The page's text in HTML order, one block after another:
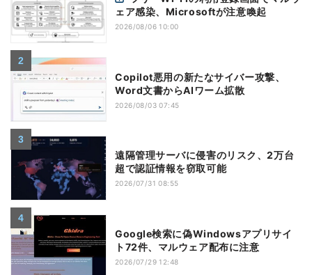
ェア感染、Microsoftが注意喚起
2026/08/06 10:00
Copilot悪用の新たなサイバー攻撃、
Word文書からAIワーム拡散
2026/08/03 07:45
遠隔管理サーバに侵害のリスク、2万台
超で認証情報を窃取可能
2026/07/31 08:55
Google検索に偽Windowsアプリサイ
ト72件、マルウェア配布に注意
2026/07/29 12:48